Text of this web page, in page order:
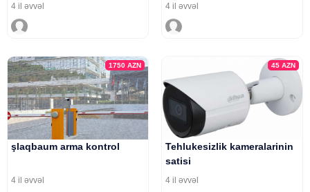
4 il əvvəl 4 il əvvəl
1750AZN
şlaqbaum arma kontrol
4 il əvvəl
45 AZN
Tehlukesizlik kameralarinin
satisi
4 il əvvəl